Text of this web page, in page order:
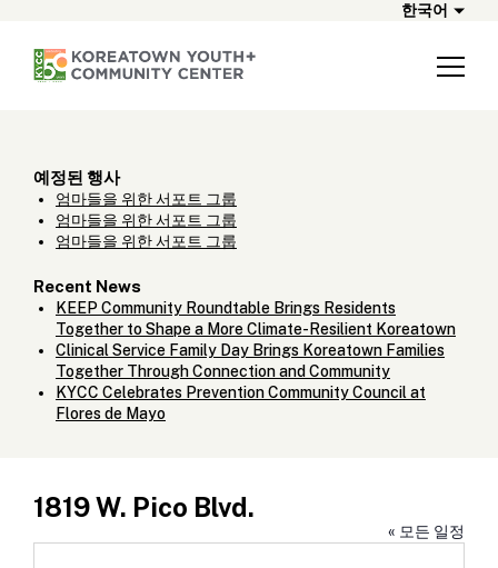
한국어
예정된 행사
엄마들을 위한 서포트 그룹
엄마들을 위한 서포트 그룹
엄마들을 위한 서포트 그룹
Recent News
KEEP Community Roundtable Brings Residents
Together to Shape a More Climate-Resilient Koreatown
Clinical Service Family Day Brings Koreatown Families
Together Through Connection and Community
KYCC Celebrates Prevention Community Council at
Flores de Mayo
1819 W. Pico Blvd.
« 모든 일정